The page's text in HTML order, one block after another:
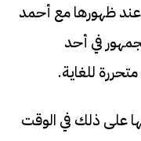
ظهورها مع أحمد
في أحد
للغاية.
على ذلك في الوقت